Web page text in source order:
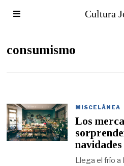
Cultura
consumismo
MISCELÁNEA
Los
navidades
Llega el frío a